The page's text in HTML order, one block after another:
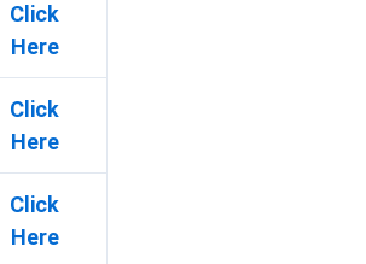
Click
Here
Click
Here
Click
Here